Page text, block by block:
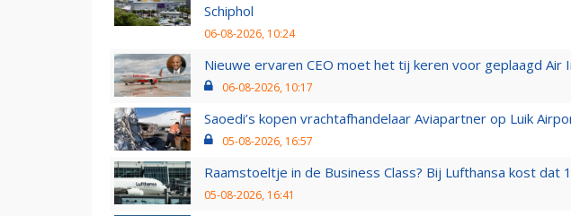
Schiphol
06-08-2026, 10:24
Nieuwe ervaren CEO moet het tij keren voor geplaagd Air
06-08-2026, 10:17
Saoedi’s kopen vrachtafhandelaar Aviapartner op Luik
05-08-2026, 16:57
Raamstoeltje in de Business Class? Bij Lufthansa kost dat
05-08-2026, 16:41